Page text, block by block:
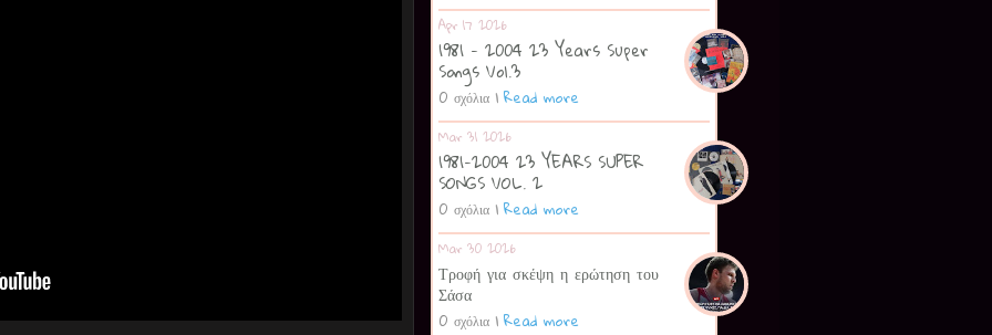
Apr 17 2026
1981 - 2004 23 Years Super
Songs Vol.3
0 σχόλια | Read more
Mar 31 2026
1981-2004 23 YEARS SUPER
SONGS VOL. 2
0 σχόλια | Read more
Mar 30 2026
Τροφή για σκέψη η ερώτηση του
Σάσα
0 σχόλια | Read more